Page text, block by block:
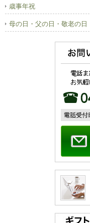
歳事年祝
母の日・父の日・敬老の日